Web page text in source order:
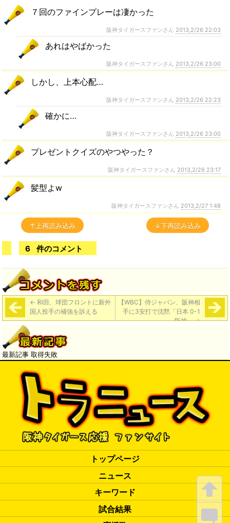
７回のファインプレーは凄かった
阪神タイガースファンさん 2013,2/26 22:03
あれはやばかった
阪神タイガースファンさん 2013,2/26 23:00
しかし、上本心配…
阪神タイガースファンさん 2013,2/26 22:23
確かに…
阪神タイガースファンさん 2013,2/26 23:00
プレゼントクイズのやつやった？
阪神タイガースファンさん 2013,2/26 23:17
髪型よw
阪神タイガースファンさん 2013,2/27 1:48
↑上再読み込み ↓下再読み込み
6 件のコメント
← 和田、球団フロントに新外
国人投手の補強を訴える
【WBC】侍ジャパン、阪神相
手に3安打で沈黙「日本 0-1
阪神」→
最新記事 取得失敗
トップページ
ニュース
キーワード
試合結果